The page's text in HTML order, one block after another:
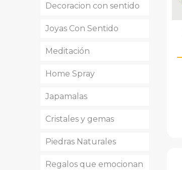
Conexión
Esenciales para
Protección
Pulseras
Amuletos
Armonizadores
Chakras
Cuencos
Deidades
Inciensos
Llaveros
Biblias
Libros
Oráculos y Tarot
Decoracion con sentido
Joyas Con Sentido
Aros
Colgantes
Gotas de Cuarzo
Llamadores de
Meditación
Home Spray
Japamalas
Cristales y gemas
Piedras Naturales
Pack Cristales
Regalos que emocionan